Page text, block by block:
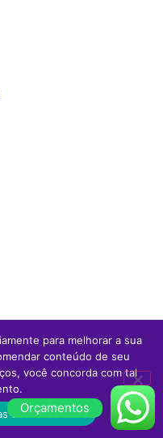
Orçamentos
para melhorar a sua
conteúdo de seu
você concorda com tal
de Privacidade